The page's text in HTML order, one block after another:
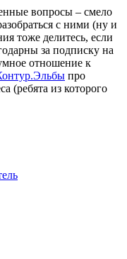
вопросы – смело
с ними (ну и
тоже делитесь, если
за подписку на
отношение к
про
(ребята из которого